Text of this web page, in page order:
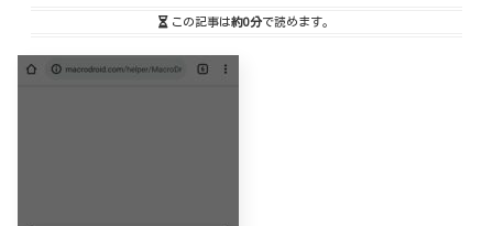
この記事は約0分で読めます。